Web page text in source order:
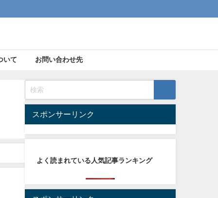
いて お問い合わせ先
スポンサーリンク
よく読まれている人気記事ランキング